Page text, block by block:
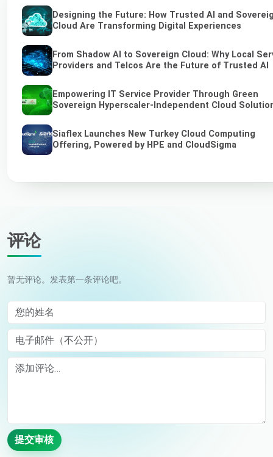
Designing the Future: How Trusted AI and
Cloud Are Transforming Digital Experiences
From Shadow AI to Sovereign Cloud: Why Local
Providers and Telcos Are the Future of Trusted AI
Empowering IT Service Provider Through Green
Sovereign Hyperscaler-Independent Cloud
Siaflex Launches New Turkey Cloud Computing
Offering, Powered by HPE and CloudSigma
评论
暂无评论。发表第一条评论吧。
您的姓名
电子邮件（不公开）
Comment
提交审核